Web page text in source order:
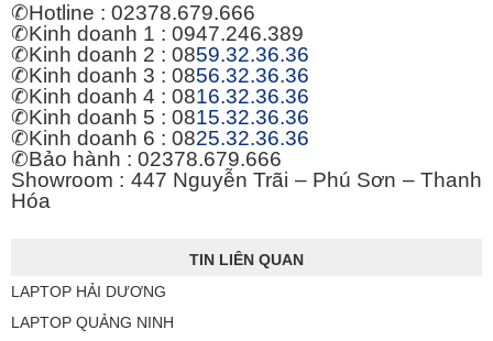
✆Hotline : 02378.679.666
✆Kinh doanh 1 : 0947.246.389
✆Kinh doanh 2 : 0859.32.36.36
✆Kinh doanh 3 : 0856.32.36.36
✆Kinh doanh 4 : 0816.32.36.36
✆Kinh doanh 5 : 0815.32.36.36
✆Kinh doanh 6 : 0825.32.36.36
✆Bảo hành : 02378.679.666
Showroom : 447 Nguyễn Trãi – Phú Sơn – Thanh
Hóa
TIN LIÊN QUAN
LAPTOP HẢI DƯƠNG
LAPTOP QUẢNG NINH